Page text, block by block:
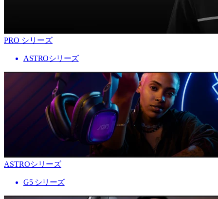
PRO シリーズ
ASTROシリーズ
ASTROシリーズ
G5 シリーズ